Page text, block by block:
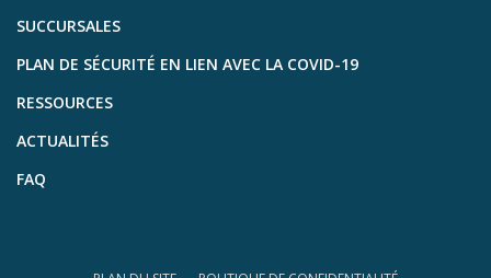
SUCCURSALES
PLAN DE SÉCURITÉ EN LIEN AVEC LA COVID-19
RESSOURCES
ACTUALITÉS
FAQ